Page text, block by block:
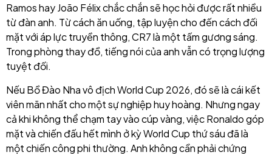
Ramos hay João Félix chắc chắn sẽ học hỏi được rất nhiều
từ đàn anh. Từ cách ăn uống, tập luyện cho đến cách đối
mặt với áp lực truyền thông, CR7 là một tấm gương sáng.
Trong phòng thay đồ, tiếng nói của anh vẫn có trọng lượng
tuyệt đối.
Nếu Bồ Đào Nha vô địch World Cup 2026, đó sẽ là cái kết
viên mãn nhất cho một sự nghiệp huy hoàng. Nhưng ngay
cả khi không thể chạm tay vào cúp vàng, việc Ronaldo góp
mặt và chiến đấu hết mình ở kỳ World Cup thứ sáu đã là
một chiến công phi thường. Anh không cần phải chứng